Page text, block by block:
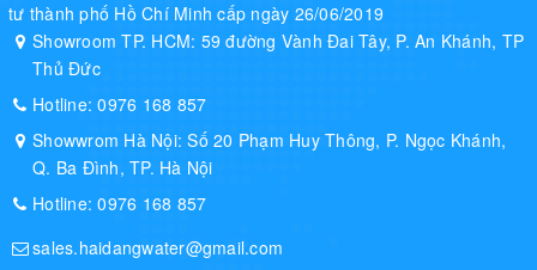
tư thành phố Hồ Chí Minh cấp ngày 26/06/2019
Showroom TP. HCM: 59 đường Vành Đai Tây, P. An Khánh, TP
Thủ Đức
Hotline:0976 168 857
Showwrom Hà Nội: Số 20 Phạm Huy Thông, P. Ngọc Khánh,
Q. Ba Đình, TP. Hà Nội
Hotline:0976 168 857
sales.haidangwater@gmail.com